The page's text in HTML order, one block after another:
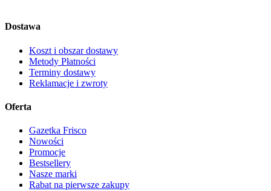
Dostawa
Koszt i obszar dostawy
Metody Płatności
Terminy dostawy
Reklamacje i zwroty
Oferta
Gazetka Frisco
Nowości
Promocje
Bestsellery
Nasze marki
Rabat na pierwsze zakupy